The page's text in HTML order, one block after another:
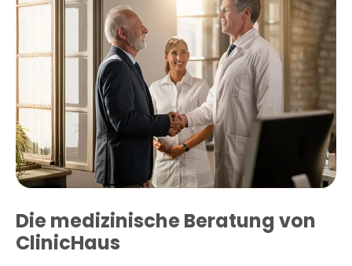
Die medizinische Beratung von
ClinicHaus